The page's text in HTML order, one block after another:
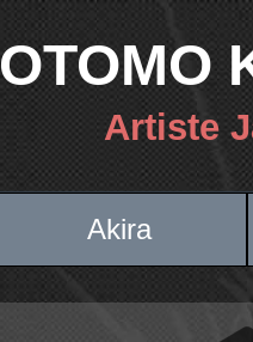
OTOMO
Artiste
Akira